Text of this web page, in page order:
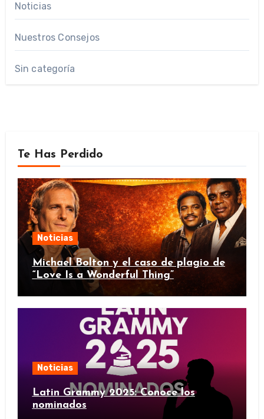
Noticias
Nuestros Consejos
Sin categoría
Te Has Perdido
Noticias
Michael Bolton y el caso de plagio de
“Love Is a Wonderful Thing”
Noticias
Latin Grammy 2025: Conoce los
nominados